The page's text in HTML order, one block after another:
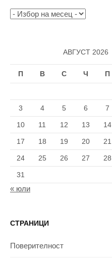
Архив
АВГУСТ 2026
П В С Ч П
3 4 5 6 7
10 11 12 13 14
17 18 19 20 21
24 25 26 27 28
31
« юли
СТРАНИЦИ
Поверителност